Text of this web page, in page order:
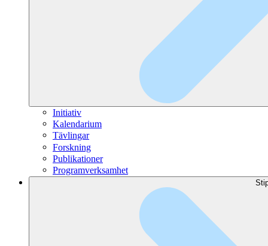
Initiativ
Kalendarium
Tävlingar
Forskning
Publikationer
Programverksamhet